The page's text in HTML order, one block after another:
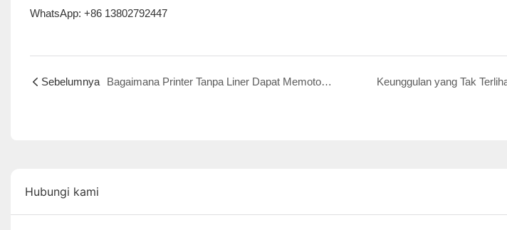
WhatsApp: +86 13802792447
Sebelumnya Bagaimana Printer Tanpa Liner Dapat Memotong Biaya Label Anda Sebesar 35%
Hubungi kami